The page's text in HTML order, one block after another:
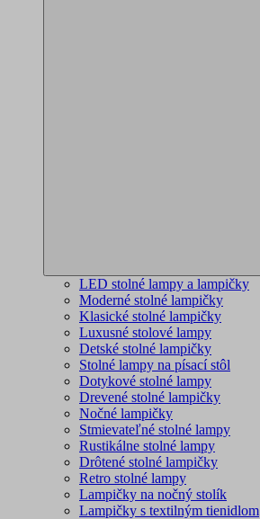
LED stolné lampy a lampičky
Moderné stolné lampičky
Klasické stolné lampičky
Luxusné stolové lampy
Detské stolné lampičky
Stolné lampy na písací stôl
Dotykové stolné lampy
Drevené stolné lampičky
Nočné lampičky
Stmievateľné stolné lampy
Rustikálne stolné lampy
Drôtené stolné lampičky
Retro stolné lampy
Lampičky na nočný stolík
Lampičky s textilným tienidlom